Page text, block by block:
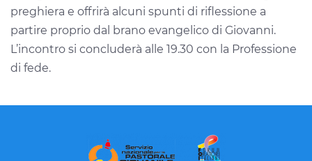
preghiera e offrirà alcuni spunti di riflessione a
partire proprio dal brano evangelico di Giovanni.
L’incontro si concluderà alle 19.30 con la Professione
di fede.